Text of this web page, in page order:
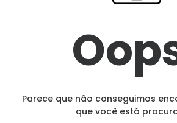
Parece que não conseguimos
que você está